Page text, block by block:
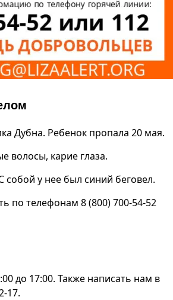
Дубна. Ребенок пропала 20 мая.
волосы, карие глаза.
у нее был синий беговел.
по телефонам 8 (800) 700-54-52
до 17:00. Также написать нам в
17.